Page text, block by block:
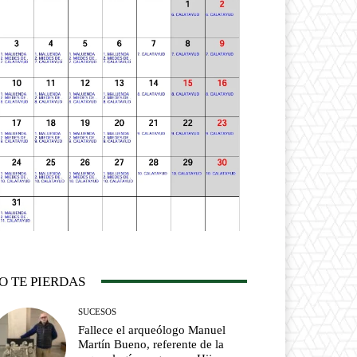
TE PIERDAS
SUCESOS
Fallece el arqueólogo Manuel
Martín Bueno, referente de la